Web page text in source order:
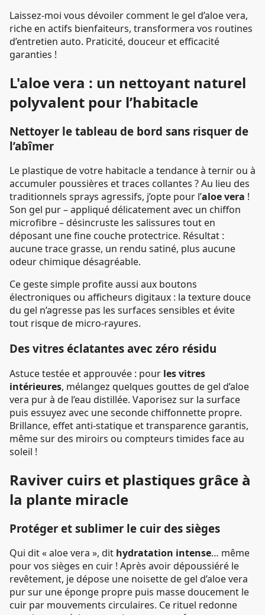
Laissez-moi vous dévoiler comment le gel d’aloe vera,
riche en actifs bienfaiteurs, transformera vos routines
d’entretien auto. Praticité, douceur et efficacité
garanties !
L'aloe vera : un nettoyant naturel
polyvalent pour l’habitacle
Nettoyer le tableau de bord sans risquer de
l’abîmer
Le plastique de votre habitacle a tendance à ternir ou à
accumuler poussières et traces collantes ? Au lieu des
traditionnels sprays agressifs, j’opte pour l’aloe vera !
Son gel pur – appliqué délicatement avec un chiffon
microfibre – désincruste les salissures tout en
déposant une fine couche protectrice. Résultat :
aucune trace grasse, un rendu satiné, plus aucune
odeur chimique désagréable.
Ce geste simple profite aussi aux boutons
électroniques ou afficheurs digitaux : la texture douce
du gel n’agresse pas les surfaces sensibles et évite
tout risque de micro-rayures.
Des vitres éclatantes avec zéro résidu
Astuce testée et approuvée : pour les vitres
intérieures, mélangez quelques gouttes de gel d’aloe
vera pur à de l’eau distillée. Vaporisez sur la surface
puis essuyez avec une seconde chiffonnette propre.
Brillance, effet anti-statique et transparence garantis,
même sur des miroirs ou compteurs timides face au
soleil !
Raviver cuirs et plastiques grâce à
la plante miracle
Protéger et sublimer le cuir des sièges
Qui dit « aloe vera », dit hydratation intense… même
pour vos sièges en cuir ! Après avoir dépoussiéré le
revêtement, je dépose une noisette de gel d’aloe vera
pur sur une éponge propre puis masse doucement le
cuir par mouvements circulaires. Ce rituel redonne